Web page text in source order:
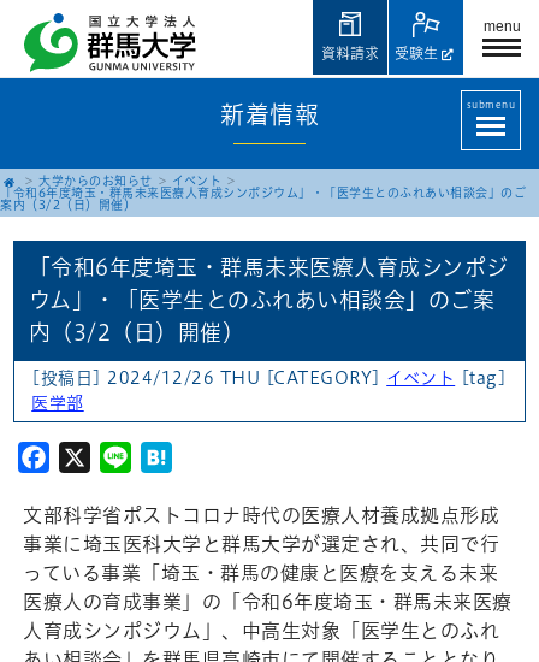
menu
受験生
資料請求
新着情報 submenu
大学からのお知らせ
イベント
「令和6年度埼玉・群馬未来医療人育成シンポジウム」・「医学生とのふれあい相談会」のご
案内（3/2（日）開催）
「令和6年度埼玉・群馬未来医療人育成シンポジ
ウム」・「医学生とのふれあい相談会」のご案
内（3/2（日）開催）
[投稿日] 2024/12/26 THU [CATEGORY] イベント
[tag]
医学部
Facebook
X Line
文部科学省ポストコロナ時代の医療人材養成拠点形成
事業に埼玉医科大学と群馬大学が選定され、共同で行
っている事業「埼玉・群馬の健康と医療を支える未来
医療人の育成事業」の「令和6年度埼玉・群馬未来医療
人育成シンポジウム」、中高生対象「医学生とのふれ